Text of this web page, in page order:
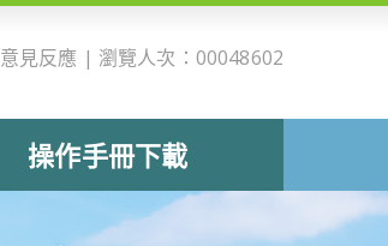
意見反應 | 瀏覽人次：00048602
操作手冊下載